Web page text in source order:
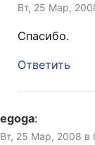
Вт, 25 Мар,
Спасибо.
Ответить
egoga:
Вт, 25 Мар, 2008 в